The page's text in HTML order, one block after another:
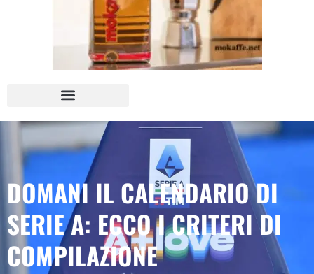
DOMANI IL CALENDARIO DI
SERIE A: ECCO I CRITERI DI
COMPILAZIONE